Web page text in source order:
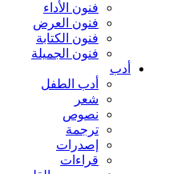
فنون الأداء
فنون العرض
فنون الكتابة
فنون الجميلة
أدب
أدب الطفل
شعر
نصوص
ترجمة
إصدرات
قراءات